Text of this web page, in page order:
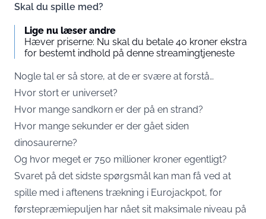
Skal du spille med?
Lige nu læser andre
Hæver priserne: Nu skal du betale 40 kroner ekstra
for bestemt indhold på denne streamingtjeneste
Nogle tal er så store, at de er svære at forstå…
Hvor stort er universet?
Hvor mange sandkorn er der på en strand?
Hvor mange sekunder er der gået siden
dinosaurerne?
Og hvor meget er 750 millioner kroner egentligt?
Svaret på det sidste spørgsmål kan man få ved at
spille med i aftenens trækning i Eurojackpot, for
førstepræmiepuljen har nået sit maksimale niveau på